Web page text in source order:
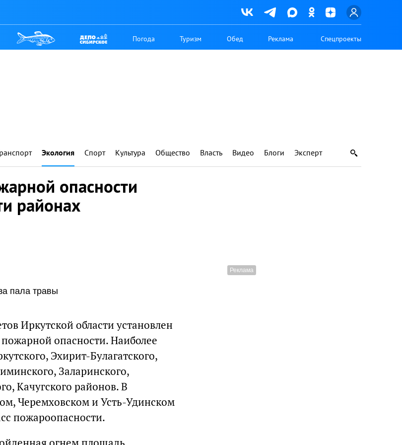
Погода Туризм Обед Реклама Спецпроекты
Экология Спорт Культура Общество Власть Видео Блоги Эксперт
опасности
районах
пала травы
Иркутской области установлен
опасности. Наиболее
Эхирит-Булагатского,
Заларинского,
Качугского районов. В
Черемховском и Усть-Удинском
пожароопасности.